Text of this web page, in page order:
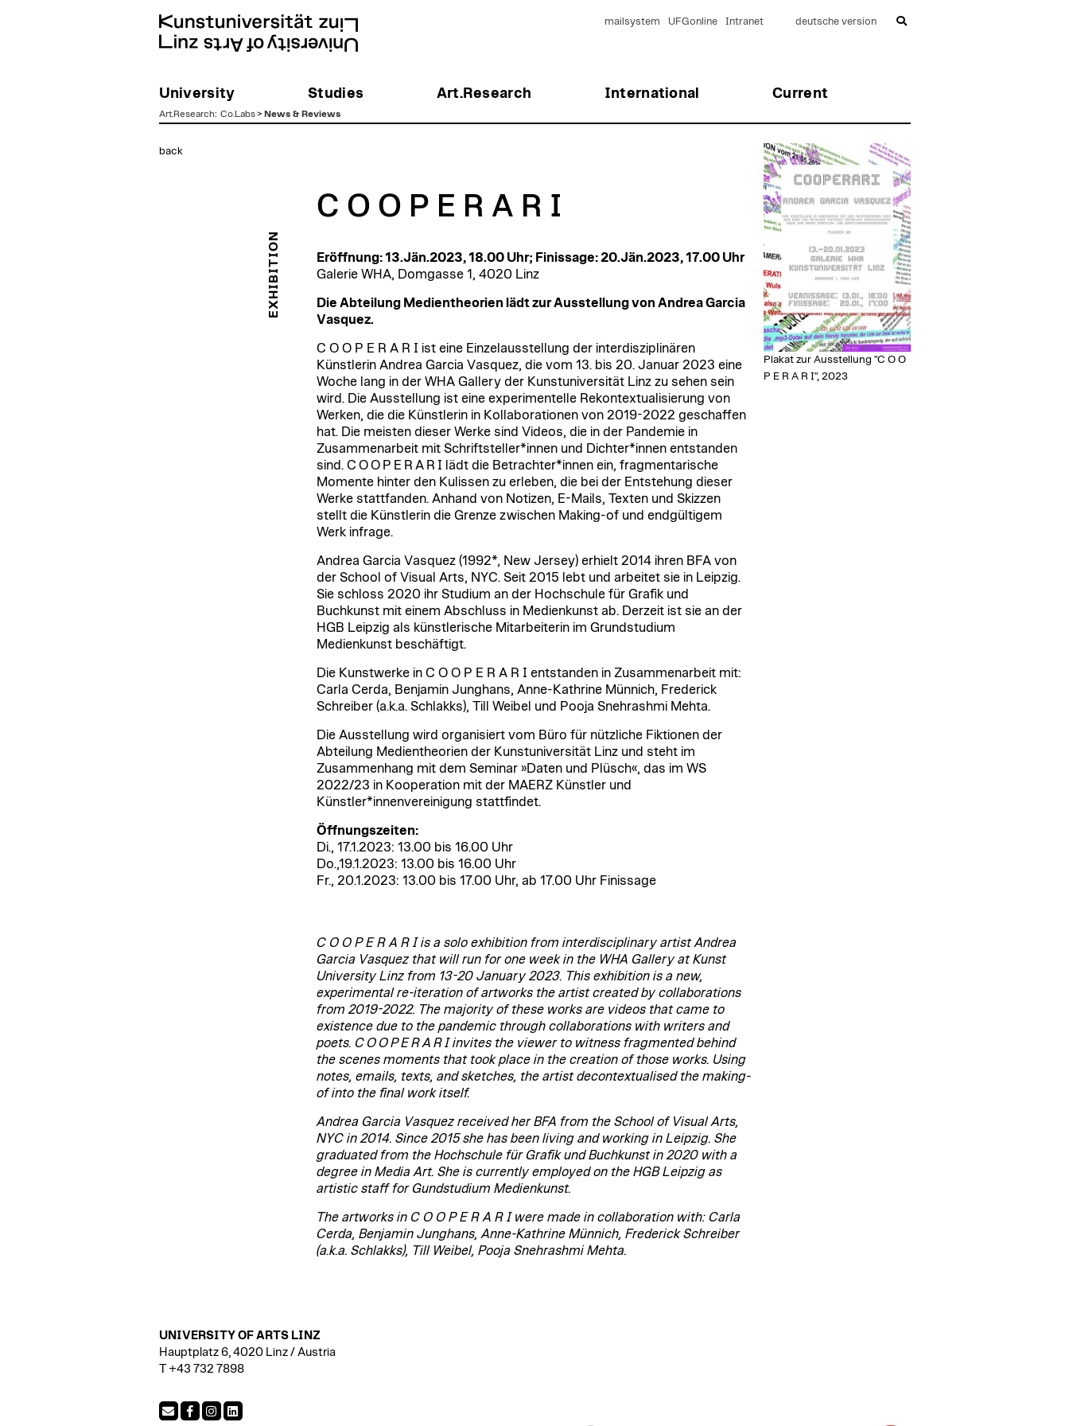
University Studies Art.Research International Current
mailsystem UFGonline Intranet deutsche version
Art.Research: Co.Labs> News & Reviews
back
EXHIBITION
C O O P E R A R I
Eröffnung: 13.Jän.2023, 18.00 Uhr; Finissage: 20.Jän.2023, 17.00 Uhr
Galerie WHA, Domgasse 1, 4020 Linz
Die Abteilung Medientheorien lädt zur Ausstellung von Andrea Garcia
Vasquez.
C O O P E R A R I ist eine Einzelausstellung der interdisziplinären
Künstlerin Andrea Garcia Vasquez, die vom 13. bis 20. Januar 2023 eine
Woche lang in der WHA Gallery der Kunstuniversität Linz zu sehen sein
wird. Die Ausstellung ist eine experimentelle Rekontextualisierung von
Werken, die die Künstlerin in Kollaborationen von 2019-2022 geschaffen
hat. Die meisten dieser Werke sind Videos, die in der Pandemie in
Zusammenarbeit mit Schriftsteller*innen und Dichter*innen entstanden
sind. C O O P E R A R I lädt die Betrachter*innen ein, fragmentarische
Momente hinter den Kulissen zu erleben, die bei der Entstehung dieser
Werke stattfanden. Anhand von Notizen, E-Mails, Texten und Skizzen
stellt die Künstlerin die Grenze zwischen Making-of und endgültigem
Werk infrage.
Andrea Garcia Vasquez (1992*, New Jersey) erhielt 2014 ihren BFA von
der School of Visual Arts, NYC. Seit 2015 lebt und arbeitet sie in Leipzig.
Sie schloss 2020 ihr Studium an der Hochschule für Grafik und
Buchkunst mit einem Abschluss in Medienkunst ab. Derzeit ist sie an der
HGB Leipzig als künstlerische Mitarbeiterin im Grundstudium
Medienkunst beschäftigt.
Die Kunstwerke in C O O P E R A R I entstanden in Zusammenarbeit mit:
Carla Cerda, Benjamin Junghans, Anne-Kathrine Münnich, Frederick
Schreiber (a.k.a. Schlakks), Till Weibel und Pooja Snehrashmi Mehta.
Die Ausstellung wird organisiert vom Büro für nützliche Fiktionen der
Abteilung Medientheorien der Kunstuniversität Linz und steht im
Zusammenhang mit dem Seminar »Daten und Plüsch«, das im WS
2022/23 in Kooperation mit der MAERZ Künstler und
Künstler*innenvereinigung stattfindet.
Öffnungszeiten:
Di., 17.1.2023: 13.00 bis 16.00 Uhr
Do.,19.1.2023: 13.00 bis 16.00 Uhr
Fr., 20.1.2023: 13.00 bis 17.00 Uhr, ab 17.00 Uhr Finissage
C O O P E R A R I is a solo exhibition from interdisciplinary artist Andrea
Garcia Vasquez that will run for one week in the WHA Gallery at Kunst
University Linz from 13-20 January 2023. This exhibition is a new,
experimental re-iteration of artworks the artist created by collaborations
from 2019-2022. The majority of these works are videos that came to
existence due to the pandemic through collaborations with writers and
poets. C O O P E R A R I invites the viewer to witness fragmented behind
the scenes moments that took place in the creation of those works. Using
notes, emails, texts, and sketches, the artist decontextualised the making-
of into the final work itself.
Andrea Garcia Vasquez received her BFA from the School of Visual Arts,
NYC in 2014. Since 2015 she has been living and working in Leipzig. She
graduated from the Hochschule für Grafik und Buchkunst in 2020 with a
degree in Media Art. She is currently employed on the HGB Leipzig as
artistic staff for Gundstudium Medienkunst.
The artworks in C O O P E R A R I were made in collaboration with: Carla
Cerda, Benjamin Junghans, Anne-Kathrine Münnich, Frederick Schreiber
(a.k.a. Schlakks), Till Weibel, Pooja Snehrashmi Mehta.
Plakat zur Ausstellung "C O O
P E R A R I", 2023
UNIVERSITY OF ARTS LINZ
Hauptplatz 6, 4020 Linz / Austria
T +43 732 7898